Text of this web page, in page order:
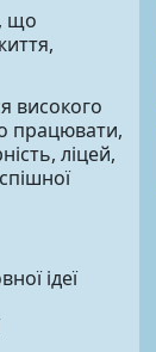
що
високого
працювати,
ліцей,
ідеї